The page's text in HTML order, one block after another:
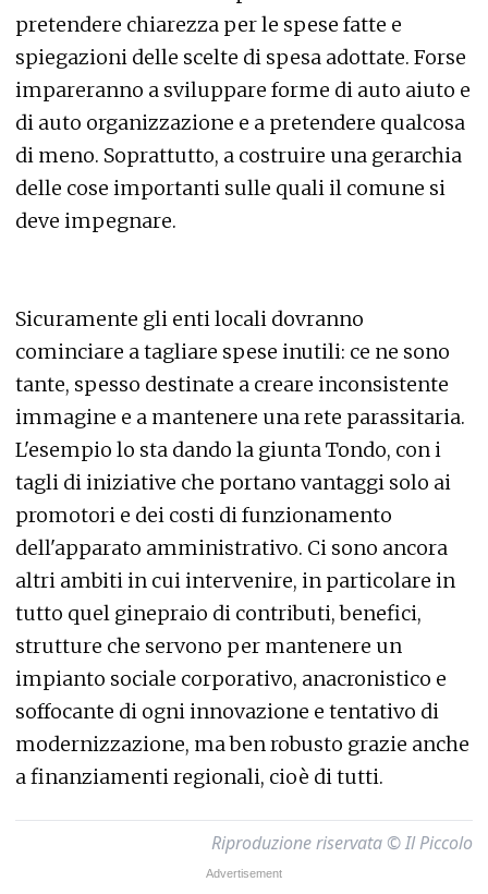
pretendere chiarezza per le spese fatte e
spiegazioni delle scelte di spesa adottate. Forse
impareranno a sviluppare forme di auto aiuto e
di auto organizzazione e a pretendere qualcosa
di meno. Soprattutto, a costruire una gerarchia
delle cose importanti sulle quali il comune si
deve impegnare.
Sicuramente gli enti locali dovranno
cominciare a tagliare spese inutili: ce ne sono
tante, spesso destinate a creare inconsistente
immagine e a mantenere una rete parassitaria.
L'esempio lo sta dando la giunta Tondo, con i
tagli di iniziative che portano vantaggi solo ai
promotori e dei costi di funzionamento
dell'apparato amministrativo. Ci sono ancora
altri ambiti in cui intervenire, in particolare in
tutto quel ginepraio di contributi, benefici,
strutture che servono per mantenere un
impianto sociale corporativo, anacronistico e
soffocante di ogni innovazione e tentativo di
modernizzazione, ma ben robusto grazie anche
a finanziamenti regionali, cioè di tutti.
Riproduzione riservata © Il Piccolo